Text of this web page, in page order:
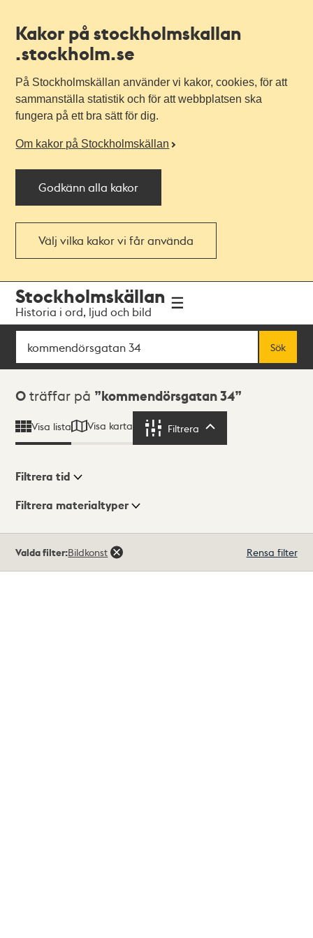
Kakor på stockholmskallan
.stockholm.se
På Stockholmskällan använder vi kakor, cookies, för att
sammanställa statistik och för att webbplatsen ska
fungera på ett bra sätt för dig.
Om kakor på Stockholmskällan
Godkänn alla kakor
Välj vilka kakor vi får använda
navigationen
huvudinnehållet
Stockholmskällan
Historia i ord, ljud och bild
Sök
Sök
Sökresultat
0 träffar på kommendörsgatan 34
Visa lista Visa karta Filtrera
Visningsläge
Filtrera tid
Filtrera materialtyper
träffar
Valda filter:Bildkonst Rensa filter